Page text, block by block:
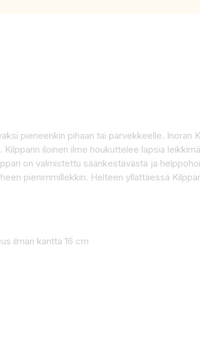
pieneenkin pihaan tai parvekkeelle. Inoran
iloinen ilme houkuttelee lapsia
on valmistettu säänkestävästä ja
pienimmillekkin. Helteen yllättäessä
ilman kantta 16 cm